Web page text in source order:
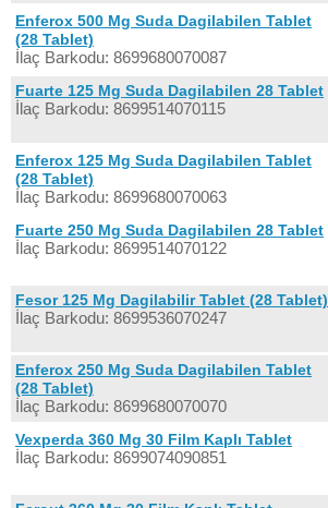
Enferox 500 Mg Suda Dagilabilen Tablet
(28 Tablet)
İlaç Barkodu: 8699680070087
Fuarte 125 Mg Suda Dagilabilen 28 Tablet
İlaç Barkodu: 8699514070115
Enferox 125 Mg Suda Dagilabilen Tablet
(28 Tablet)
İlaç Barkodu: 8699680070063
Fuarte 250 Mg Suda Dagilabilen 28 Tablet
İlaç Barkodu: 8699514070122
Fesor 125 Mg Dagilabilir Tablet (28 Tablet)
İlaç Barkodu: 8699536070247
Enferox 250 Mg Suda Dagilabilen Tablet
(28 Tablet)
İlaç Barkodu: 8699680070070
Vexperda 360 Mg 30 Film Kaplı Tablet
İlaç Barkodu: 8699074090851